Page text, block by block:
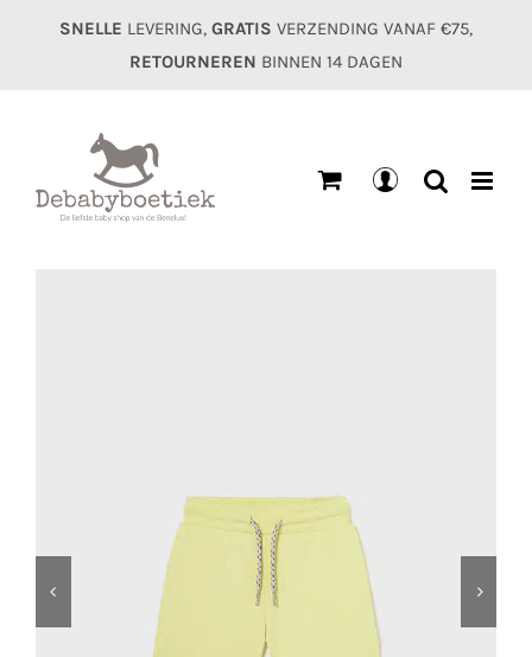
SNELLE LEVERING, GRATIS VERZENDING VANAF €75,
RETOURNEREN BINNEN 14 DAGEN